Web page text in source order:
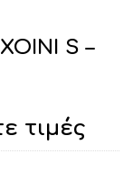
S –
τιμές